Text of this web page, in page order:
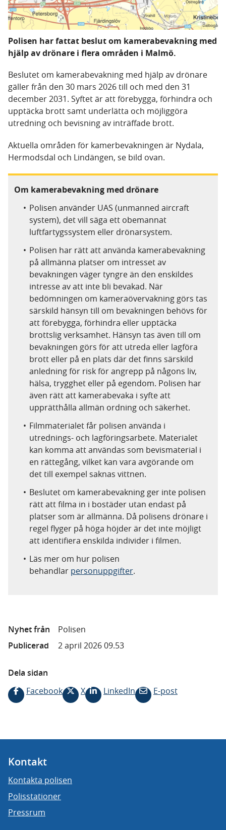
Polisen har fattat beslut om kamerabevakning med
hjälp av drönare i flera områden i Malmö.
Beslutet om kamerabevakning med hjälp av drönare
gäller från den 30 mars 2026 till och med den 31
december 2031. Syftet är att förebygga, förhindra och
upptäcka brott samt underlätta och möjliggöra
utredning och bevisning av inträffade brott.
Aktuella områden för kamerbevakningen är Nydala,
Hermodsdal och Lindängen, se bild ovan.
Om kamerabevakning med drönare
Polisen använder UAS (unmanned aircraft
system), det vill säga ett obemannat
luftfartygssystem eller drönarsystem.
Polisen har rätt att använda kamerabevakning
på allmänna platser om intresset av
bevakningen väger tyngre än den enskildes
intresse av att inte bli bevakad. När
bedömningen om kameraövervakning görs tas
särskild hänsyn till om bevakningen behövs för
att förebygga, förhindra eller upptäcka
brottslig verksamhet. Hänsyn tas även till om
bevakningen görs för att utreda eller lagföra
brott eller på en plats där det finns särskild
anledning för risk för angrepp på någons liv,
hälsa, trygghet eller på egendom. Polisen har
även rätt att kamerabevaka i syfte att
upprätthålla allmän ordning och säkerhet.
Filmmaterialet får polisen använda i
utrednings- och lagföringsarbete. Materialet
kan komma att användas som bevismaterial i
en rättegång, vilket kan vara avgörande om
det till exempel saknas vittnen.
Beslutet om kamerabevakning ger inte polisen
rätt att filma in i bostäder utan endast på
platser som är allmänna. Då polisens drönare i
regel flyger på höga höjder är det inte möjligt
att identifiera enskilda individer i filmen.
Läs mer om hur polisen
behandlar personuppgifter.
Nyhet från
Polisen
Publicerad
2 april 2026 09.53
Dela sidan
Facebook
X LinkedIn E-post
Kontakt
Kontakta polisen
Polisstationer
Pressrum